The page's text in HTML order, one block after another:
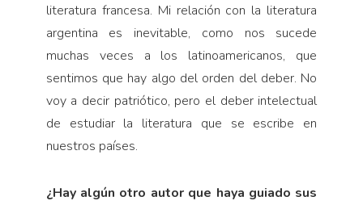
literatura francesa. Mi relación con la literatura
argentina es inevitable, como nos sucede
muchas veces a los latinoamericanos, que
sentimos que hay algo del orden del deber. No
voy a decir patriótico, pero el deber intelectual
de estudiar la literatura que se escribe en
nuestros países.
¿Hay algún otro autor que haya guiado sus